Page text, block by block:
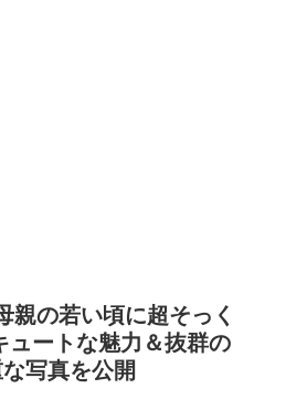
親の若い頃に超そっく
ュートな魅力＆抜群の
写真を公開